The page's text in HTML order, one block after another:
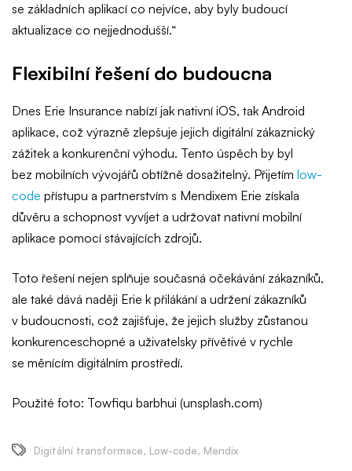
se základních aplikací co nejvíce, aby byly budoucí
aktualizace co nejjednodušší.“
Flexibilní řešení do budoucna
Dnes Erie Insurance nabízí jak nativní iOS, tak Android
aplikace, což výrazně zlepšuje jejich digitální zákaznický
zážitek a konkurenční výhodu. Tento úspěch by byl
bez mobilních vývojářů obtížně dosažitelný. Přijetím low-
code přístupu a partnerstvím s Mendixem Erie získala
důvěru a schopnost vyvíjet a udržovat nativní mobilní
aplikace pomocí stávajících zdrojů.
Toto řešení nejen splňuje současná očekávání zákazníků,
ale také dává naději Erie k přilákání a udržení zákazníků
v budoucnosti, což zajišťuje, že jejich služby zůstanou
konkurenceschopné a uživatelsky přívětivé v rychle
se měnícím digitálním prostředí.
Použité foto: Towfiqu barbhui (unsplash.com)
Digitální transformace, Low-code, Mendix